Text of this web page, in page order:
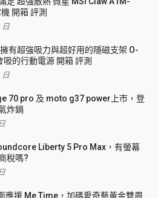
開箱 評測
日
有超強吸力與超好用的隱磁支架 O-
吸的行動電源 開箱 評測
日
70 pro 及 moto g37 power上市，登
炸鍋
Liberty 5 Pro Max，有螢幕
稅嗎?
應援 Me Time，加碼愛奇藝黃金雙周